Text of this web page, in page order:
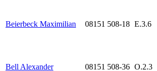
Beierbeck Maximilian 08151 508-18 E.3.6
Bell Alexander 08151 508-36 O.2.3